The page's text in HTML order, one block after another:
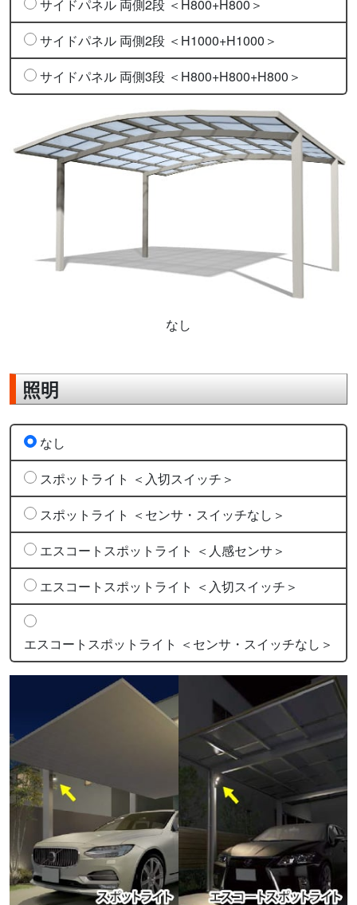
なし
サイドパネル 両側2段 ＜H800+H800＞
サイドパネル 両側2段 ＜H1000+H1000＞
サイドパネル 両側3段 ＜H800+H800+H800＞
照明
なし
スポットライト ＜入切スイッチ＞
スポットライト ＜センサ・スイッチなし＞
エスコートスポットライト ＜人感センサ＞
エスコートスポットライト ＜入切スイッチ＞
エスコートスポットライト ＜センサ・スイッチなし＞